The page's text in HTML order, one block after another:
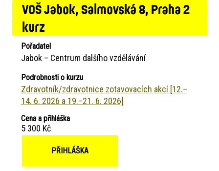
VOŠ Jabok, Salmovská 8, Praha 2
kurz
Pořadatel
Jabok – Centrum dalšího vzdělávání
Podrobnosti o kurzu
Zdravotník/zdravotnice zotavovacích akcí [12.–
14. 6. 2026 a 19.–21. 6. 2026]
Cena a přihláška
5 300 Kč
PŘIHLÁŠKA